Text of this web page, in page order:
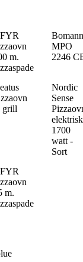
m.
Bomann
MPO
2246
grill
Nordic
Sense
elektrisk
1700
watt -
Sort
m.